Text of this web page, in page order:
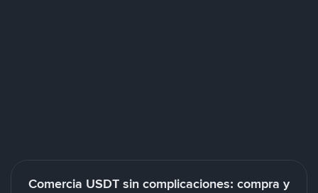
Comercia USDT sin complicaciones: compra y